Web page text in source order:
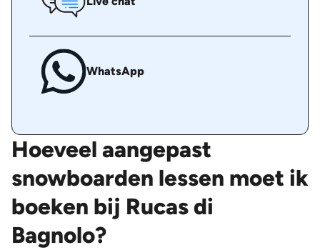
WhatsApp
Hoeveel aangepast
snowboarden lessen moet ik
boeken bij Rucas di
Bagnolo?